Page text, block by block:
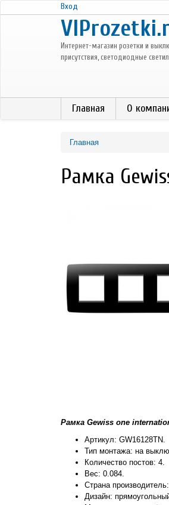
Перейти к основному содержанию
Вход
Интернет-магазин розетки и
присутствия, светодиодные
Главная О
Главная
Рамка
Рамка Gewiss one
Артикул: GW16128TN.
Тип монтажа: на
Количество постов: 4.
Вес: 0.084.
Страна
Дизайн: